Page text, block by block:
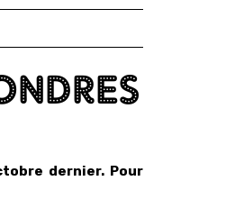
dernier. Pour